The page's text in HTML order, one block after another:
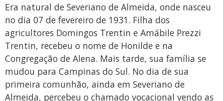
Era natural de Severiano de Almeida, onde nasceu
no dia 07 de fevereiro de 1931. Filha dos
agricultores Domingos Trentin e Amábile Prezzi
Trentin, recebeu o nome de Honilde e na
Congregação de Alena. Mais tarde, sua família se
mudou para Campinas do Sul. No dia de sua
primeira comunhão, ainda em Severiano de
Almeida, percebeu o chamado vocacional vendo as